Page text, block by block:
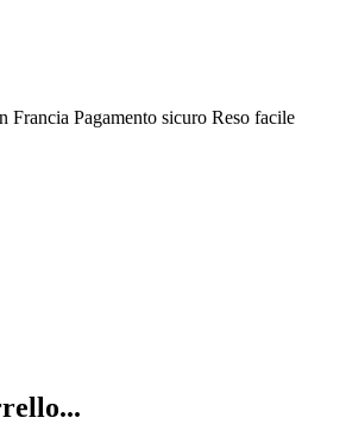
Francia Pagamento sicuro Reso facile